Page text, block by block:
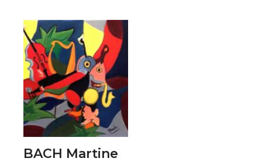
BACH Martine